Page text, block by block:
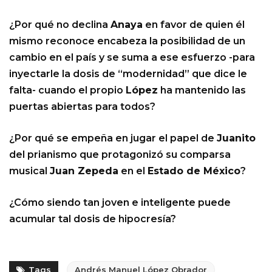
¿Por qué no declina Anaya en favor de quien él
mismo reconoce encabeza la posibilidad de un
cambio en el país y se suma a ese esfuerzo -para
inyectarle la dosis de “modernidad” que dice le
falta- cuando el propio López ha mantenido las
puertas abiertas para todos?
¿Por qué se empeña en jugar el papel de Juanito
del prianismo que protagonizó su comparsa
musical Juan Zepeda en el Estado de México?
¿Cómo siendo tan joven e inteligente puede
acumular tal dosis de hipocresía?
Tags Andrés Manuel López Obrador